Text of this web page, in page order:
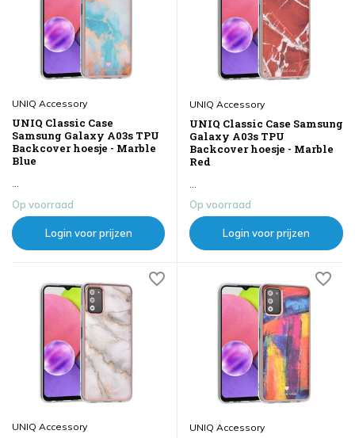
UNIQ Accessory
UNIQ Classic Case
Samsung Galaxy A03s TPU
Backcover hoesje - Marble
Blue
Op voorraad
Login voor prijzen
UNIQ Accessory
UNIQ Classic Case Samsung
Galaxy A03s TPU
Backcover hoesje - Marble
Red
Op voorraad
Login voor prijzen
UNIQ Accessory UNIQ Accessory